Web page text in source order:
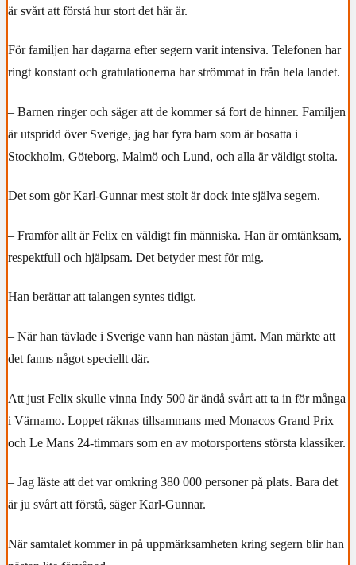
är svårt att förstå hur stort det här är.
För familjen har dagarna efter segern varit intensiva. Telefonen har
ringt konstant och gratulationerna har strömmat in från hela landet.
– Barnen ringer och säger att de kommer så fort de hinner. Familjen
är utspridd över Sverige, jag har fyra barn som är bosatta i
Stockholm, Göteborg, Malmö och Lund, och alla är väldigt stolta.
Det som gör Karl-Gunnar mest stolt är dock inte själva segern.
– Framför allt är Felix en väldigt fin människa. Han är omtänksam,
respektfull och hjälpsam. Det betyder mest för mig.
Han berättar att talangen syntes tidigt.
– När han tävlade i Sverige vann han nästan jämt. Man märkte att
det fanns något speciellt där.
Att just Felix skulle vinna Indy 500 är ändå svårt att ta in för många
i Värnamo. Loppet räknas tillsammans med Monacos Grand Prix
och Le Mans 24-timmars som en av motorsportens största klassiker.
– Jag läste att det var omkring 380 000 personer på plats. Bara det
är ju svårt att förstå, säger Karl-Gunnar.
När samtalet kommer in på uppmärksamheten kring segern blir han